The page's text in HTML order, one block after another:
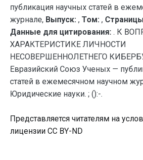
публикация научных статей в
журнале, Выпуск: , Том: ,
Данные для цитирования: . К
ХАРАКТЕРИСТИКЕ ЛИЧНОСТИ
НЕСОВЕРШЕННОЛЕТНЕГО
Евразийский Союз Ученых —
статей в ежемесячном научном
Юридические науки. ; ():-.
Представляется читателям на
лицензии CC BY-ND